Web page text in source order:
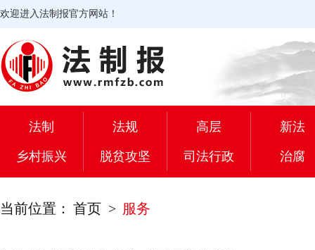
欢迎进入法制报官方网站！
法制 法规 高层 新法
乡村振兴 脱贫攻坚 司法行政 治腐
当前位置： 首页 > 服务